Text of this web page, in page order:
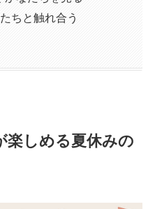
ちと触れ合う
楽しめる夏休みの